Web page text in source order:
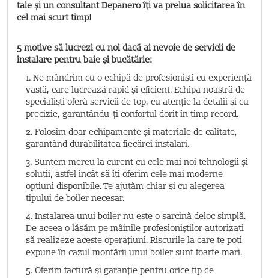
tale și un consultant Depanero îți va prelua solicitarea în
cel mai scurt timp!
5 motive să lucrezi cu noi dacă ai nevoie de servicii de
instalare pentru baie și bucătărie:
1. Ne mândrim cu o echipă de profesioniști cu experiență
vastă, care lucrează rapid și eficient. Echipa noastră de
specialiști oferă servicii de top, cu atenție la detalii și cu
precizie, garantându-ți confortul dorit în timp record.
2. Folosim doar echipamente și materiale de calitate,
garantând durabilitatea fiecărei instalări.
3. Suntem mereu la curent cu cele mai noi tehnologii și
soluții, astfel încât să îți oferim cele mai moderne
opțiuni disponibile. Te ajutăm chiar și cu alegerea
tipului de boiler necesar.
4. Instalarea unui boiler nu este o sarcină deloc simplă.
De aceea o lăsăm pe mâinile profesioniștilor autorizați
să realizeze aceste operațiuni. Riscurile la care te poți
expune în cazul montării unui boiler sunt foarte mari.
5. Oferim factură și garanție pentru orice tip de